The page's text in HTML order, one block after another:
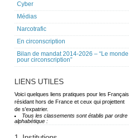
Cyber
Médias
Narcotrafic
En circonscription
Bilan de mandat 2014-2026 – “Le monde
pour circonscription”
LIENS UTILES
Voici quelques liens pratiques pour les Français
résidant hors de France et ceux qui projettent
de s'expatrier.
Tous les classements sont établis par ordre
alphabétique :